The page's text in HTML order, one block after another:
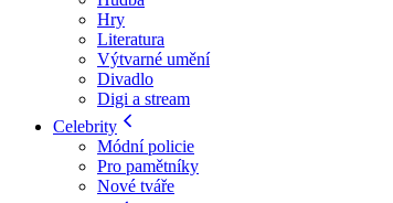
Hry
Literatura
Výtvarné umění
Divadlo
Digi a stream
Celebrity
Módní policie
Pro pamětníky
Nové tváře